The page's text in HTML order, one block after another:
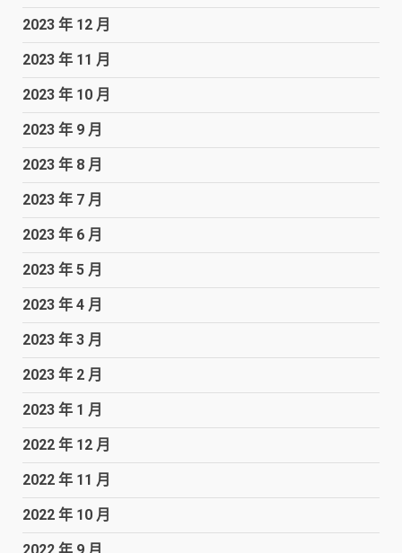
2023 年 12 月
2023 年 11 月
2023 年 10 月
2023 年 9 月
2023 年 8 月
2023 年 7 月
2023 年 6 月
2023 年 5 月
2023 年 4 月
2023 年 3 月
2023 年 2 月
2023 年 1 月
2022 年 12 月
2022 年 11 月
2022 年 10 月
2022 年 9 月